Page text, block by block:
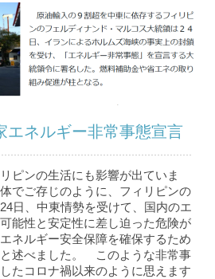
エネルギー非常事態宣言
ピンの生活にも影響が出ていま
でご存じのように、フィリピンの
日、中東情勢を受けて、国内のエ
能性と安定性に差し迫った危険が
ネルギー安全保障を確保するため
述べました。 このような非常事
たコロナ禍以来のように思えます